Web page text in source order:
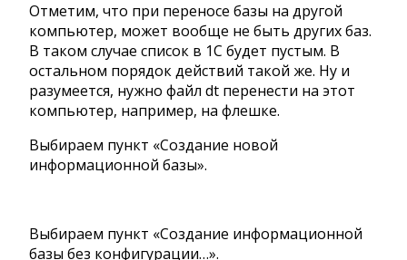
Отметим, что при переносе базы на другой
компьютер, может вообще не быть других баз.
В таком случае список в 1С будет пустым. В
остальном порядок действий такой же. Ну и
разумеется, нужно файл dt перенести на этот
компьютер, например, на флешке.
Выбираем пункт «Создание новой
информационной базы».
Выбираем пункт «Создание информационной
базы без конфигурации…».